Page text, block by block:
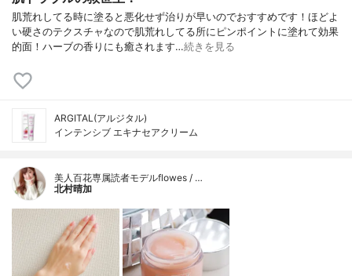
肌荒れしてる時に塗ると悪化せず治りが早いのでおすすめです！ほどよ
い硬さのテクスチャなので肌荒れしてる所にピンポイントに塗れて効果
的面！ハーブの香りにも癒されます…続きを見る
ARGITAL(アルジタル)
インテンシブ エキナセアクリーム
美人百花専属読者モデルflowes / …
北村晴加